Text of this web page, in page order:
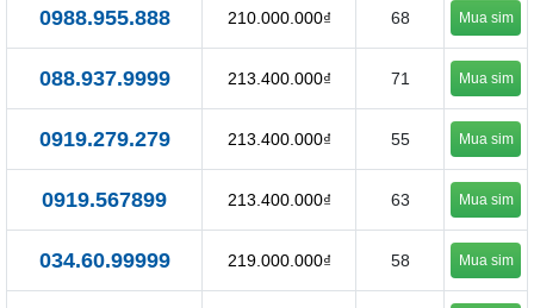
0988.955.888 210.000.000₫ 68 Mua sim
088.937.9999 213.400.000₫ 71 Mua sim
0919.279.279 213.400.000₫ 55 Mua sim
0919.567899 213.400.000₫ 63 Mua sim
034.60.99999 219.000.000₫ 58 Mua sim